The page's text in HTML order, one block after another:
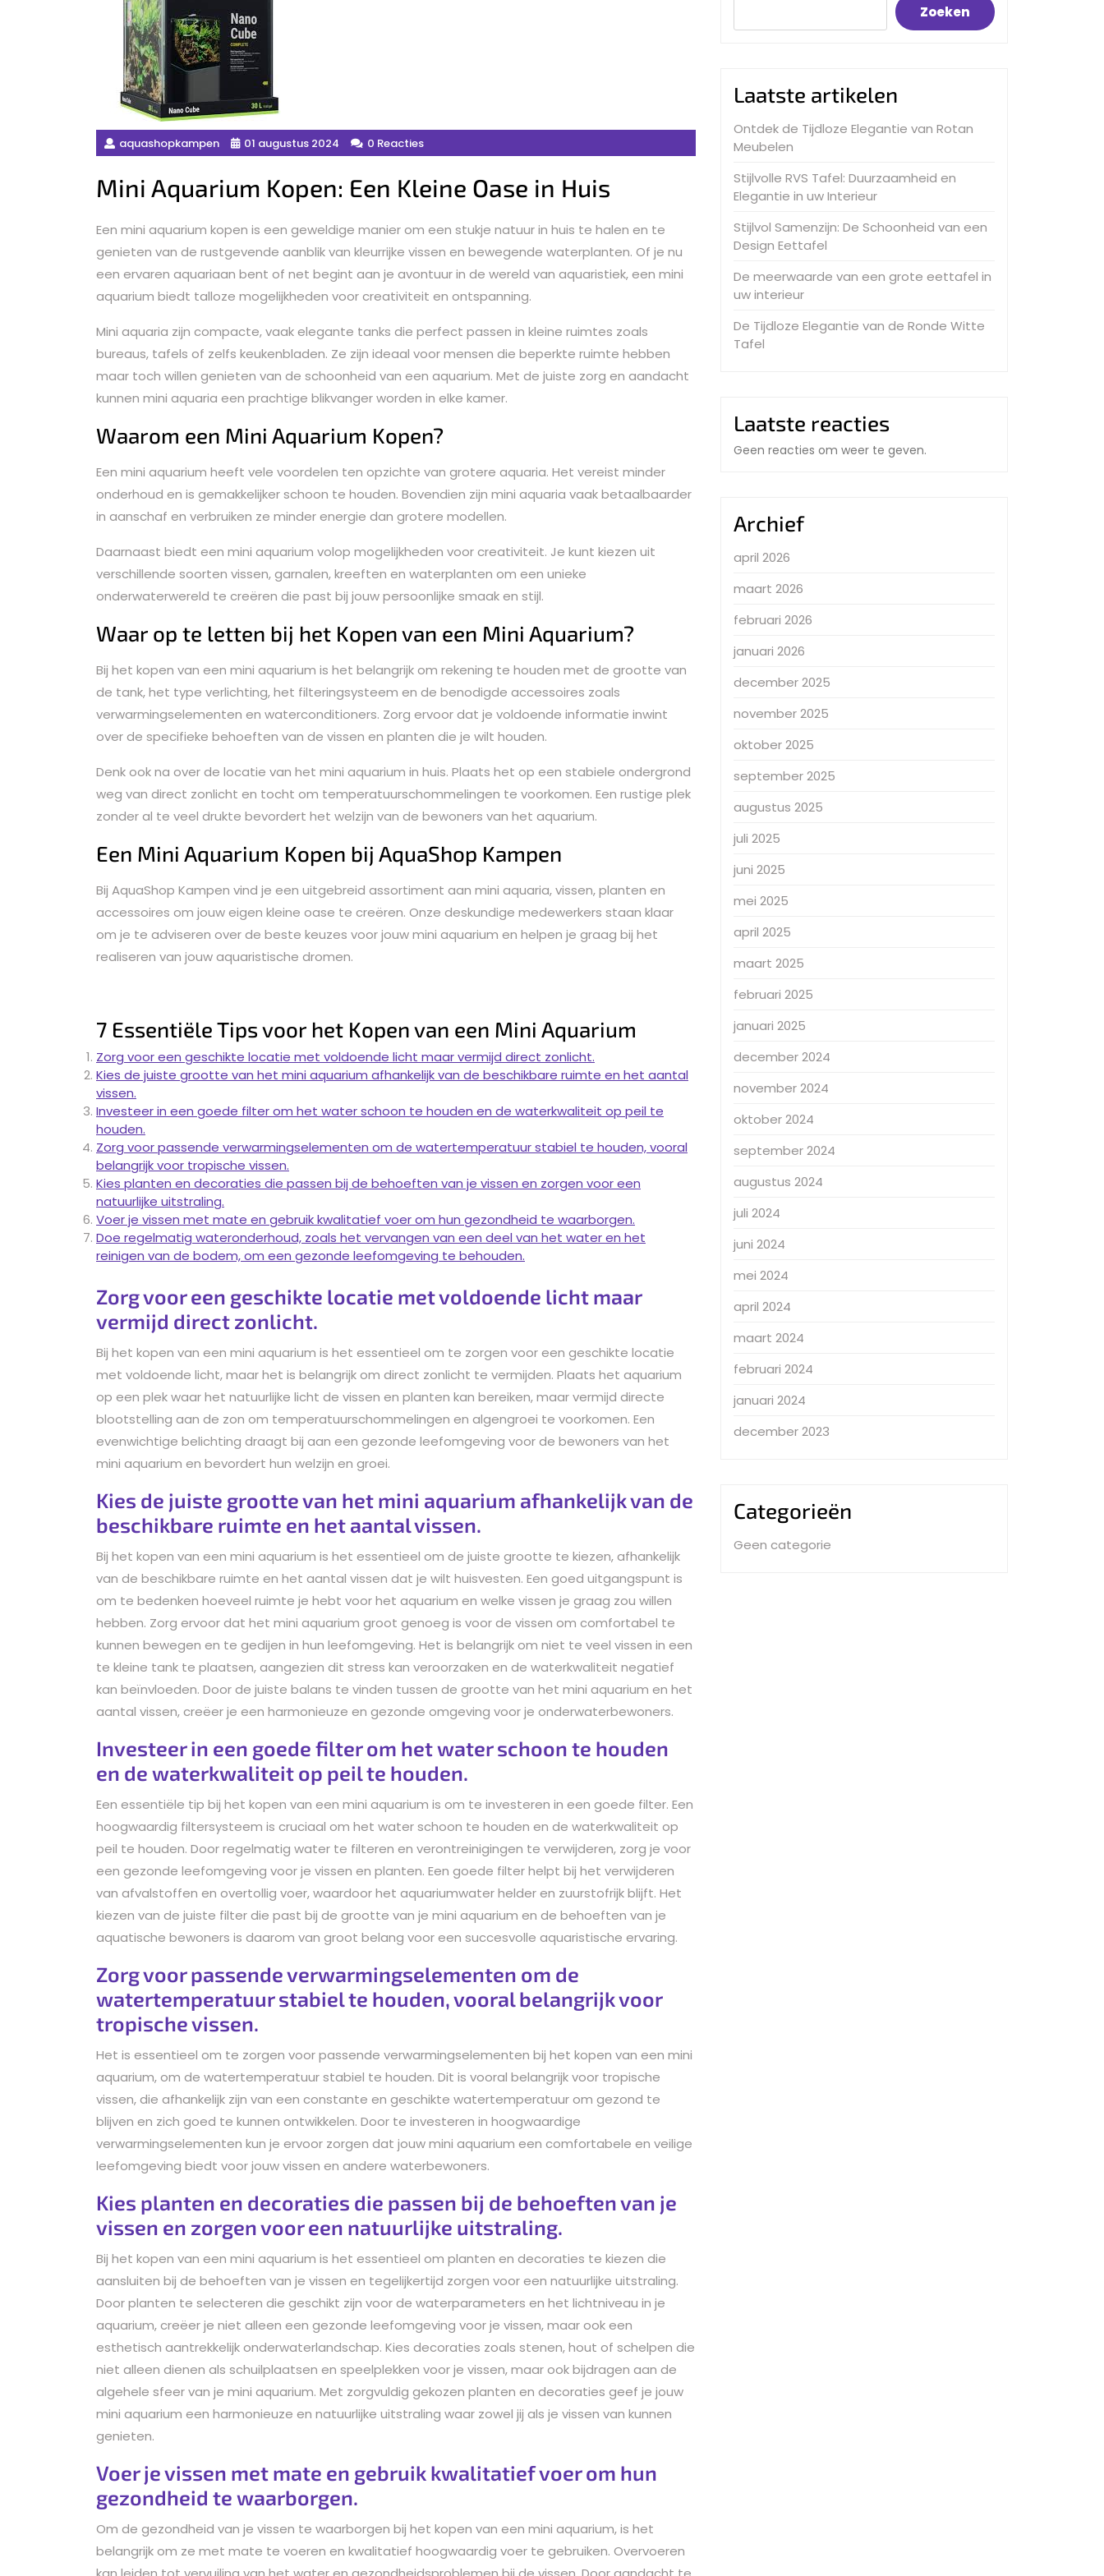
aquashopkampen 01 augustus 2024 0 Reacties
Mini Aquarium Kopen: Een Kleine Oase in Huis
Een mini aquarium kopen is een geweldige manier om een stukje natuur in huis te halen en te
genieten van de rustgevende aanblik van kleurrijke vissen en bewegende waterplanten. Of je nu
een ervaren aquariaan bent of net begint aan je avontuur in de wereld van aquaristiek, een mini
aquarium biedt talloze mogelijkheden voor creativiteit en ontspanning.
Mini aquaria zijn compacte, vaak elegante tanks die perfect passen in kleine ruimtes zoals
bureaus, tafels of zelfs keukenbladen. Ze zijn ideaal voor mensen die beperkte ruimte hebben
maar toch willen genieten van de schoonheid van een aquarium. Met de juiste zorg en aandacht
kunnen mini aquaria een prachtige blikvanger worden in elke kamer.
Waarom een Mini Aquarium Kopen?
Een mini aquarium heeft vele voordelen ten opzichte van grotere aquaria. Het vereist minder
onderhoud en is gemakkelijker schoon te houden. Bovendien zijn mini aquaria vaak betaalbaarder
in aanschaf en verbruiken ze minder energie dan grotere modellen.
Daarnaast biedt een mini aquarium volop mogelijkheden voor creativiteit. Je kunt kiezen uit
verschillende soorten vissen, garnalen, kreeften en waterplanten om een unieke
onderwaterwereld te creëren die past bij jouw persoonlijke smaak en stijl.
Waar op te letten bij het Kopen van een Mini Aquarium?
Bij het kopen van een mini aquarium is het belangrijk om rekening te houden met de grootte van
de tank, het type verlichting, het filteringsysteem en de benodigde accessoires zoals
verwarmingselementen en waterconditioners. Zorg ervoor dat je voldoende informatie inwint
over de specifieke behoeften van de vissen en planten die je wilt houden.
Denk ook na over de locatie van het mini aquarium in huis. Plaats het op een stabiele ondergrond
weg van direct zonlicht en tocht om temperatuurschommelingen te voorkomen. Een rustige plek
zonder al te veel drukte bevordert het welzijn van de bewoners van het aquarium.
Een Mini Aquarium Kopen bij AquaShop Kampen
Bij AquaShop Kampen vind je een uitgebreid assortiment aan mini aquaria, vissen, planten en
accessoires om jouw eigen kleine oase te creëren. Onze deskundige medewerkers staan klaar
om je te adviseren over de beste keuzes voor jouw mini aquarium en helpen je graag bij het
realiseren van jouw aquaristische dromen.
7 Essentiële Tips voor het Kopen van een Mini Aquarium
Zorg voor een geschikte locatie met voldoende licht maar vermijd direct zonlicht.
Kies de juiste grootte van het mini aquarium afhankelijk van de beschikbare ruimte en het aantal
vissen.
Investeer in een goede filter om het water schoon te houden en de waterkwaliteit op peil te
houden.
Zorg voor passende verwarmingselementen om de watertemperatuur stabiel te houden, vooral
belangrijk voor tropische vissen.
Kies planten en decoraties die passen bij de behoeften van je vissen en zorgen voor een
natuurlijke uitstraling.
Voer je vissen met mate en gebruik kwalitatief voer om hun gezondheid te waarborgen.
Doe regelmatig wateronderhoud, zoals het vervangen van een deel van het water en het
reinigen van de bodem, om een gezonde leefomgeving te behouden.
Zorg voor een geschikte locatie met voldoende licht maar
vermijd direct zonlicht.
Bij het kopen van een mini aquarium is het essentieel om te zorgen voor een geschikte locatie
met voldoende licht, maar het is belangrijk om direct zonlicht te vermijden. Plaats het aquarium
op een plek waar het natuurlijke licht de vissen en planten kan bereiken, maar vermijd directe
blootstelling aan de zon om temperatuurschommelingen en algengroei te voorkomen. Een
evenwichtige belichting draagt bij aan een gezonde leefomgeving voor de bewoners van het
mini aquarium en bevordert hun welzijn en groei.
Kies de juiste grootte van het mini aquarium afhankelijk van de
beschikbare ruimte en het aantal vissen.
Bij het kopen van een mini aquarium is het essentieel om de juiste grootte te kiezen, afhankelijk
van de beschikbare ruimte en het aantal vissen dat je wilt huisvesten. Een goed uitgangspunt is
om te bedenken hoeveel ruimte je hebt voor het aquarium en welke vissen je graag zou willen
hebben. Zorg ervoor dat het mini aquarium groot genoeg is voor de vissen om comfortabel te
kunnen bewegen en te gedijen in hun leefomgeving. Het is belangrijk om niet te veel vissen in een
te kleine tank te plaatsen, aangezien dit stress kan veroorzaken en de waterkwaliteit negatief
kan beïnvloeden. Door de juiste balans te vinden tussen de grootte van het mini aquarium en het
aantal vissen, creëer je een harmonieuze en gezonde omgeving voor je onderwaterbewoners.
Investeer in een goede filter om het water schoon te houden
en de waterkwaliteit op peil te houden.
Een essentiële tip bij het kopen van een mini aquarium is om te investeren in een goede filter. Een
hoogwaardig filtersysteem is cruciaal om het water schoon te houden en de waterkwaliteit op
peil te houden. Door regelmatig water te filteren en verontreinigingen te verwijderen, zorg je voor
een gezonde leefomgeving voor je vissen en planten. Een goede filter helpt bij het verwijderen
van afvalstoffen en overtollig voer, waardoor het aquariumwater helder en zuurstofrijk blijft. Het
kiezen van de juiste filter die past bij de grootte van je mini aquarium en de behoeften van je
aquatische bewoners is daarom van groot belang voor een succesvolle aquaristische ervaring.
Zorg voor passende verwarmingselementen om de
watertemperatuur stabiel te houden, vooral belangrijk voor
tropische vissen.
Het is essentieel om te zorgen voor passende verwarmingselementen bij het kopen van een mini
aquarium, om de watertemperatuur stabiel te houden. Dit is vooral belangrijk voor tropische
vissen, die afhankelijk zijn van een constante en geschikte watertemperatuur om gezond te
blijven en zich goed te kunnen ontwikkelen. Door te investeren in hoogwaardige
verwarmingselementen kun je ervoor zorgen dat jouw mini aquarium een comfortabele en veilige
leefomgeving biedt voor jouw vissen en andere waterbewoners.
Kies planten en decoraties die passen bij de behoeften van je
vissen en zorgen voor een natuurlijke uitstraling.
Bij het kopen van een mini aquarium is het essentieel om planten en decoraties te kiezen die
aansluiten bij de behoeften van je vissen en tegelijkertijd zorgen voor een natuurlijke uitstraling.
Door planten te selecteren die geschikt zijn voor de waterparameters en het lichtniveau in je
aquarium, creëer je niet alleen een gezonde leefomgeving voor je vissen, maar ook een
esthetisch aantrekkelijk onderwaterlandschap. Kies decoraties zoals stenen, hout of schelpen die
niet alleen dienen als schuilplaatsen en speelplekken voor je vissen, maar ook bijdragen aan de
algehele sfeer van je mini aquarium. Met zorgvuldig gekozen planten en decoraties geef je jouw
mini aquarium een harmonieuze en natuurlijke uitstraling waar zowel jij als je vissen van kunnen
genieten.
Voer je vissen met mate en gebruik kwalitatief voer om hun
gezondheid te waarborgen.
Om de gezondheid van je vissen te waarborgen bij het kopen van een mini aquarium, is het
belangrijk om ze met mate te voeren en kwalitatief hoogwaardig voer te gebruiken. Overvoeren
Zoeken
Laatste artikelen
Ontdek de Tijdloze Elegantie van Rotan
Meubelen
Stijlvolle RVS Tafel: Duurzaamheid en
Elegantie in uw Interieur
Stijlvol Samenzijn: De Schoonheid van een
Design Eettafel
De meerwaarde van een grote eettafel in
uw interieur
De Tijdloze Elegantie van de Ronde Witte
Tafel
Laatste reacties
Geen reacties om weer te geven.
Archief
april 2026
maart 2026
februari 2026
januari 2026
december 2025
november 2025
oktober 2025
september 2025
augustus 2025
juli 2025
juni 2025
mei 2025
april 2025
maart 2025
februari 2025
januari 2025
december 2024
november 2024
oktober 2024
september 2024
augustus 2024
juli 2024
juni 2024
mei 2024
april 2024
maart 2024
februari 2024
januari 2024
december 2023
Categorieën
Geen categorie